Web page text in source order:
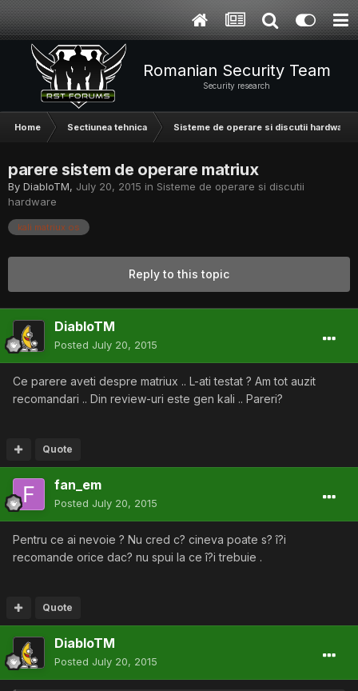
Romanian Security Team
Security research
Home Sectiunea tehnica Sisteme de operare si discutii hardware
parere sistem de operare matriux
By DiabloTM, July 20, 2015 in Sisteme de operare si discutii
hardware
kali matriux os
Reply to this topic
DiabloTM
Posted July 20, 2015
Ce parere aveti despre matriux .. L-ati testat ? Am tot auzit
recomandari .. Din review-uri este gen kali .. Pareri?
Quote
fan_em
Posted July 20, 2015
Pentru ce ai nevoie ? Nu cred c? cineva poate s? î?i
recomande orice dac? nu spui la ce î?i trebuie .
Quote
DiabloTM
Posted July 20, 2015